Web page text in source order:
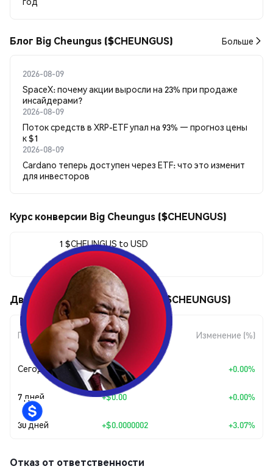
Блог Big Cheungus ($CHEUNGUS) Больше
2026-08-09
SpaceX: почему акции выросли на 23% при продаже
инсайдерами?
2026-08-09
Поток средств в XRP-ETF упал на 93% — прогноз цены
к $1
2026-08-09
Cardano теперь доступен через ETF: что это изменит
для инвесторов
Курс конверсии Big Cheungus ($CHEUNGUS)
1 $CHEUNGUS to USD
$0.00000667
Движения цены Big Cheungus ($CHEUNGUS)
Период
Изменение
суммы
Изменение (%)
Сегодня +$0.00 +0.00%
7 дней +$0.00 +0.00%
30 дней +$0.0000002 +3.07%
Отказ от ответственности